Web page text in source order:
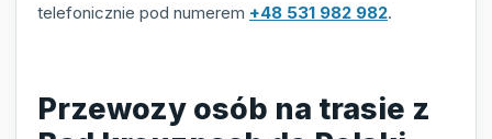
telefonicznie pod numerem +48 531 982 982.
Przewozy osób na trasie z